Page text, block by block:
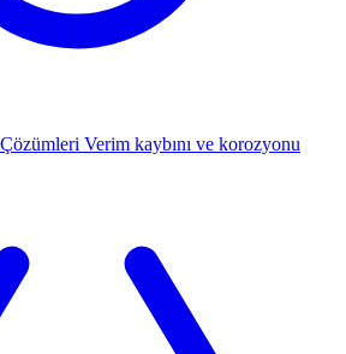
Verim kaybını ve korozyonu